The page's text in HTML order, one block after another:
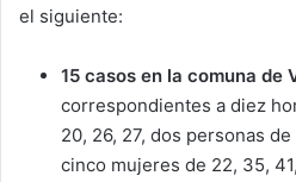
el siguiente:
15 casos en la comuna de
correspondientes a diez
20, 26, 27, dos personas
cinco mujeres de 22, 35,